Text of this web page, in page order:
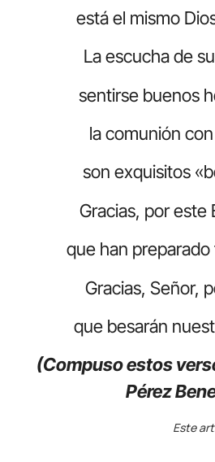
está el mismo
La escucha de
sentirse buenos
la comunión
son exquisitos
Gracias, por este
que han preparado
Gracias, Señor,
que besarán
(Compuso estos
Pérez
Este